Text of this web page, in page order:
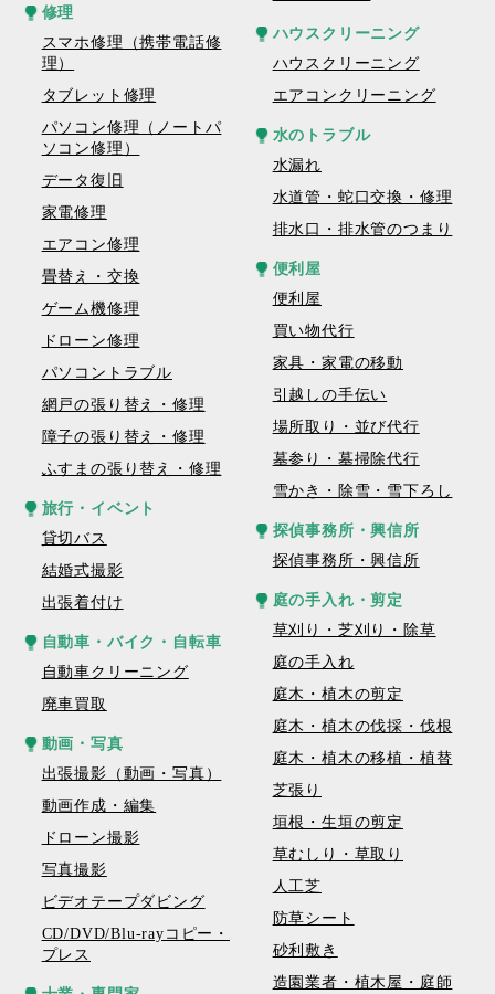
修理
スマホ修理（携帯電話修
理）
タブレット修理
パソコン修理（ノートパ
ソコン修理）
データ復旧
家電修理
エアコン修理
畳替え・交換
ゲーム機修理
ドローン修理
パソコントラブル
網戸の張り替え・修理
障子の張り替え・修理
ふすまの張り替え・修理
旅行・イベント
貸切バス
結婚式撮影
出張着付け
自動車・バイク・自転車
自動車クリーニング
廃車買取
動画・写真
出張撮影（動画・写真）
動画作成・編集
ドローン撮影
写真撮影
ビデオテープダビング
CD/DVD/Blu-rayコピー・
プレス
ハウスクリーニング
ハウスクリーニング
エアコンクリーニング
水のトラブル
水漏れ
水道管・蛇口交換・修理
排水口・排水管のつまり
便利屋
便利屋
買い物代行
家具・家電の移動
引越しの手伝い
場所取り・並び代行
墓参り・墓掃除代行
雪かき・除雪・雪下ろし
探偵事務所・興信所
探偵事務所・興信所
庭の手入れ・剪定
草刈り・芝刈り・除草
庭の手入れ
庭木・植木の剪定
庭木・植木の伐採・伐根
庭木・植木の移植・植替
芝張り
垣根・生垣の剪定
草むしり・草取り
人工芝
防草シート
砂利敷き
造園業者・植木屋・庭師